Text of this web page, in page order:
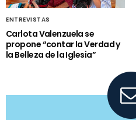
ENTREVISTAS
Carlota Valenzuela se
propone “contar la Verdad y
la Belleza de la Iglesia”